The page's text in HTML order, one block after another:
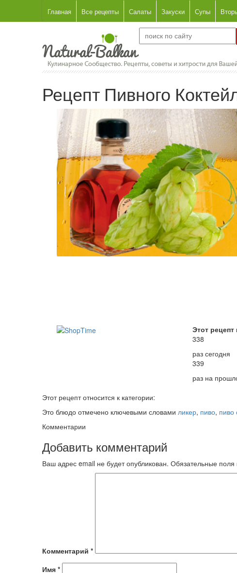
Главная Все рецепты Салаты Закуски Супы
Рецепт Пивного
Этот рецепт
338
раз сегодня
339
раз на
Этот рецепт относится к категории:
Это блюдо отмечено ключевыми словами ликер, пиво, пиво
Комментарии
Добавить комментарий
Ваш адрес email не будет опубликован. Обязательные
Комментарий *
Имя *